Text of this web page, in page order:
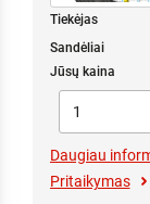
Tiekėjas
Sandėliai
Jūsų kaina
Daugiau
Pritaikymas